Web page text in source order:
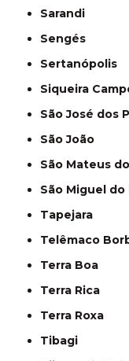
Sarandi
Sengés
Sertanópolis
Siqueira
São José dos
São João
São Mateus
São Miguel
Tapejara
Telêmaco
Terra Boa
Terra Rica
Terra Roxa
Tibagi